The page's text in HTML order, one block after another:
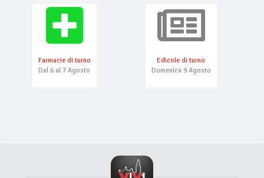
Farmacie di turno
Dal 6 al 7 Agosto
Edicole di turno
Domenica 9 Agosto